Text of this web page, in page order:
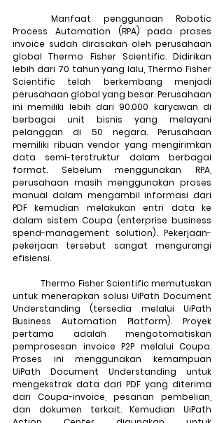
Process Automation (RPA) pada proses
invoice sudah dirasakan oleh perusahaan
global Thermo Fisher Scientific. Didirikan
lebih dari 70 tahun yang lalu, Thermo Fisher
Scientific telah berkembang menjadi
perusahaan global yang besar. Perusahaan
ini memiliki lebih dari 90.000 karyawan di
berbagai unit bisnis yang melayani
pelanggan di 50 negara. Perusahaan
memiliki ribuan vendor yang mengirimkan
data semi-terstruktur dalam berbagai
format. Sebelum menggunakan RPA,
perusahaan masih menggunakan proses
manual dalam mengambil informasi dari
PDF kemudian melakukan entri data ke
dalam sistem Coupa (enterprise business
spend-management solution). Pekerjaan-
pekerjaan tersebut sangat mengurangi
efisiensi.
	Thermo Fisher Scientific memutuskan
untuk menerapkan solusi UiPath Document
Understanding (tersedia melalui UiPath
Business Automation Platform). Proyek
pertama adalah mengotomatiskan
pemprosesan invoice P2P melalui Coupa.
Proses ini menggunakan kemampuan
UiPath Document Understanding untuk
mengekstrak data dari PDF yang diterima
dari Coupa-invoice, pesanan pembelian,
dan dokumen terkait. Kemudian UiPath